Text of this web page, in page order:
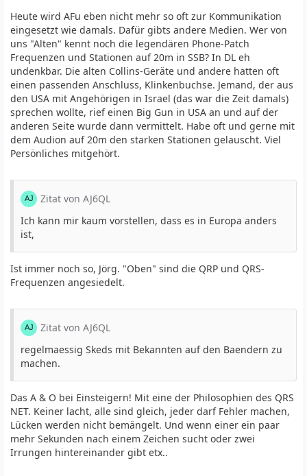
Heute wird AFu eben nicht mehr so oft zur Kommunikation
eingesetzt wie damals. Dafür gibts andere Medien. Wer von
uns "Alten" kennt noch die legendären Phone-Patch
Frequenzen und Stationen auf 20m in SSB? In DL eh
undenkbar. Die alten Collins-Geräte und andere hatten oft
einen passenden Anschluss, Klinkenbuchse. Jemand, der aus
den USA mit Angehörigen in Israel (das war die Zeit damals)
sprechen wollte, rief einen Big Gun in USA an und auf der
anderen Seite wurde dann vermittelt. Habe oft und gerne mit
dem Audion auf 20m den starken Stationen gelauscht. Viel
Persönliches mitgehört.
Zitat von AJ6QL
Ich kann mir kaum vorstellen, dass es in Europa anders
ist,
Ist immer noch so, Jörg. "Oben" sind die QRP und QRS-
Frequenzen angesiedelt.
Zitat von AJ6QL
regelmaessig Skeds mit Bekannten auf den Baendern zu
machen.
Das A & O bei Einsteigern! Mit eine der Philosophien des QRS
NET. Keiner lacht, alle sind gleich, jeder darf Fehler machen,
Lücken werden nicht bemängelt. Und wenn einer ein paar
mehr Sekunden nach einem Zeichen sucht oder zwei
Irrungen hintereinander gibt etx..